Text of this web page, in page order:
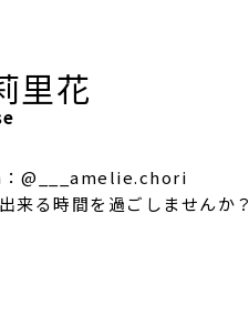
里花
@___amelie.chori
来る時間を過ごしませんか？